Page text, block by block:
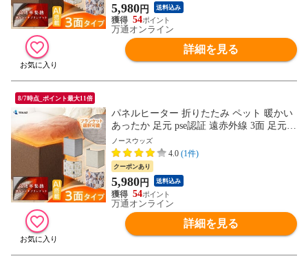
5,980円 送料込み
54
万通オンライン
詳細を見る
8/7時点_ポイント最大11倍
パネルヒーター 折りたたみ ペット 暖かい
あったか 足元 pse認証 遠赤外線 3面 足元ヒ
ーター デスク ヒーター 足元 暖房 オフィ
ス フットヒーター ヒーター 薄型 電気ヒー
ター こたつ 省エネ 暖房器具 TOKAIZ
ノースウッズ
4.0 (1件)
クーポンあり
5,980円 送料込み
54
万通オンライン
詳細を見る